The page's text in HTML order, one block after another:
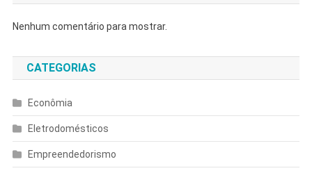
Nenhum comentário para mostrar.
CATEGORIAS
Econômia
Eletrodomésticos
Empreendedorismo